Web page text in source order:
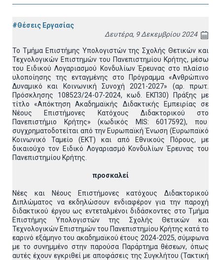
#Θέσεις Εργασίας
Δευτέρα, 9 Δεκεμβρίου 2024
Το Τμήμα Επιστήμης Υπολογιστών της Σχολής Θετικών και
Τεχνολογικών Επιστημών του Πανεπιστημίου Κρήτης, μέσω
του Ειδικού Λογαριασμού Κονδυλίων Έρευνας στο πλαίσιο
υλοποίησης της ενταγμένης στο Πρόγραμμα «Ανθρώπινο
Δυναμικό και Κοινωνική Συνοχή 2021-2027» (αρ. πρωτ.
Πρόσκλησης 108523/24-07-2024, κωδ. ΕΚΠ30) Πράξης με
τίτλο «Απόκτηση Ακαδημαϊκής Διδακτικής Εμπειρίας σε
Νέους Επιστήμονες Κατόχους Διδακτορικού στο
Πανεπιστήμιο Κρήτης» (κωδικός MIS: 6017592), που
συγχρηματοδοτείται από την Ευρωπαϊκή Ένωση (Ευρωπαϊκό
Κοινωνικό Ταμείο (ΕΚΤ) και από Εθνικούς Πόρους, με
δικαιούχο τον Ειδικό Λογαριασμό Κονδυλίων Έρευνας του
Πανεπιστημίου Κρήτης.
προσκαλεί
Νέες και Νέους Επιστήμονες κατόχους Διδακτορικού
Διπλώματος να εκδηλώσουν ενδιαφέρον για την παροχή
διδακτικού έργου ως εντεταλμένοι διδάσκοντες στο Τμήμα
Επιστήμης Υπολογιστών της Σχολής Θετικών και
Τεχνολογικών Επιστημών του Πανεπιστημίου Κρήτης κατά το
εαρινό εξάμηνο του ακαδημαϊκού έτους 2024-2025, σύμφωνα
με το συνημμένο στην παρούσα Παράρτημα θέσεων, όπως
αυτές έχουν εγκριθεί με αποφάσεις της Συγκλήτου (Τακτική